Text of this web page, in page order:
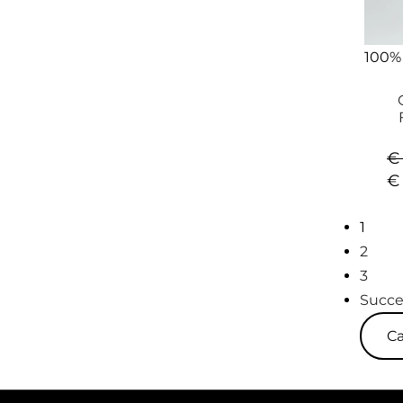
€
€
1
2
3